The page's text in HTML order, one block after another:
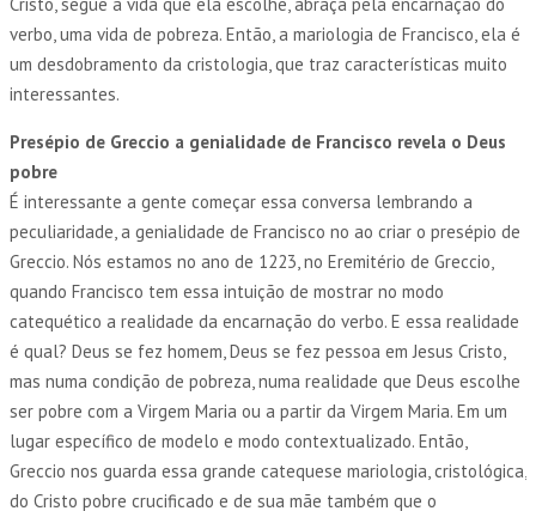
verbo, uma vida de pobreza. Então, a mariologia de Francisco, ela é
um desdobramento da cristologia, que traz características muito
interessantes.
Presépio de Greccio a genialidade de Francisco revela o Deus
pobre
É interessante a gente começar essa conversa lembrando a
peculiaridade, a genialidade de Francisco no ao criar o presépio de
Greccio. Nós estamos no ano de 1223, no Eremitério de Greccio,
quando Francisco tem essa intuição de mostrar no modo
catequético a realidade da encarnação do verbo. E essa realidade
é qual? Deus se fez homem, Deus se fez pessoa em Jesus Cristo,
mas numa condição de pobreza, numa realidade que Deus escolhe
ser pobre com a Virgem Maria ou a partir da Virgem Maria. Em um
lugar específico de modelo e modo contextualizado. Então,
Greccio nos guarda essa grande catequese mariologia, cristológica,
do Cristo pobre crucificado e de sua mãe também que o